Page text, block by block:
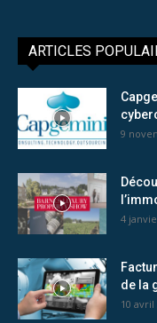
ARTICLES
9
4
de la
10 avril